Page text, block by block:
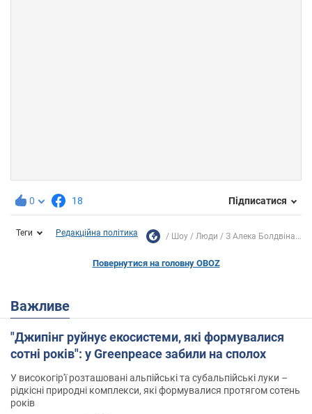
0 18 Підписатися
Теги Редакційна політика Шоу Люди З Алека Болдвіна...
Повернутися на головну OBOZ
Важливе
"Джипінг руйнує екосистеми, які формувалися
сотні років": у Greenpeace забили на сполох
У високогір'ї розташовані альпійські та субальпійські луки –
рідкісні природні комплекси, які формувалися протягом сотень
років